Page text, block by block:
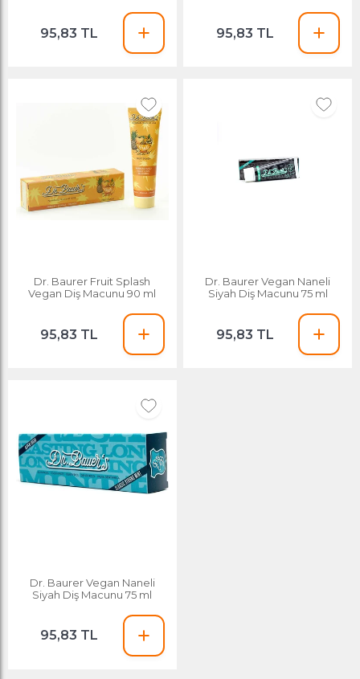
95,83 TL 95,83 TL
Dr. Baurer Fruit Splash
Vegan Diş Macunu 90 ml
95,83 TL
Dr. Baurer Vegan Naneli
Siyah Diş Macunu 75 ml
95,83 TL
Dr. Baurer Vegan Naneli
Siyah Diş Macunu 75 ml
95,83 TL